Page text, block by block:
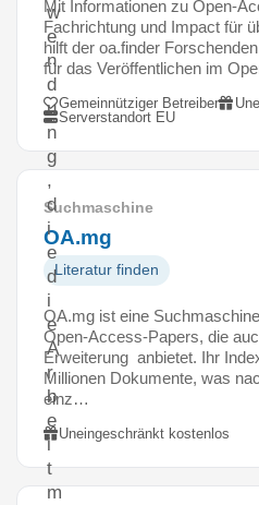
w
e
n
d
u
n
g
,
d
i
e
d
i
e
A
r
b
e
i
t
m
Mit Informationen zu Open-
Fachrichtung und Impact für
hilft der oa.finder
für das Veröffentlichen im
Gemeinnütziger Betreiber
Serverstandort EU
Suchmaschine
OA.mg
Literatur finden
OA.mg ist eine
Open-Access-Papers, die
Erweiterung anbietet. Ihr
Millionen Dokumente, was
einz…
Uneingeschränkt kostenlos